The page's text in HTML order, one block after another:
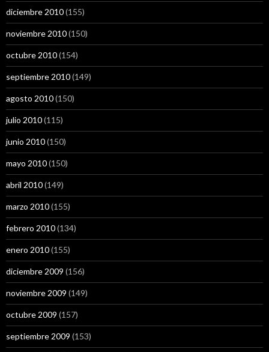
diciembre 2010(155)
noviembre 2010(150)
octubre 2010(154)
septiembre 2010(149)
agosto 2010(150)
julio 2010(115)
junio 2010(150)
mayo 2010(150)
abril 2010(149)
marzo 2010(155)
febrero 2010(134)
enero 2010(155)
diciembre 2009 (156)
noviembre 2009 (149)
octubre 2009 (157)
septiembre 2009 (153)